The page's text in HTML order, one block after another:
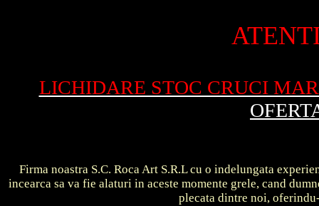
LICHIDARE STOC CRUCI
Firma noastra S.C. Roca Art S.R.L cu o indelungata
incearca sa va fie alaturi in aceste momente grele, cand
plecata dintre noi,